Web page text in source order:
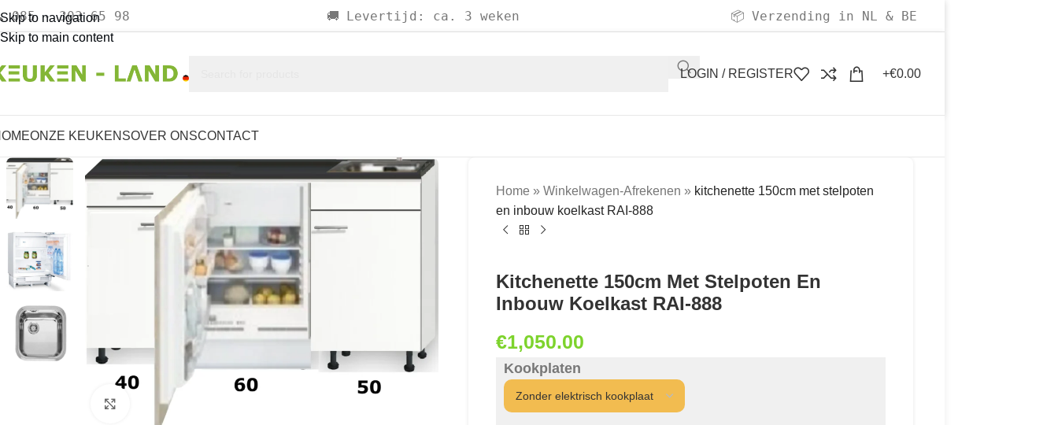
Skip to navigation
Skip to main content
085 - 303 65 98 🚚 Levertijd: ca. 3 weken 📦 Verzending in NL & BE
LOGIN / REGISTER €0.00
ONZE KEUKENSOVER ONSCONTACT
Click to enlarge
Home » Winkelwagen-Afrekenen » kitchenette 150cm met stelpoten
en inbouw koelkast RAI-888
Kitchenette 150cm Met Stelpoten En
Inbouw Koelkast RAI-888
€1,050.00
Kookplaten